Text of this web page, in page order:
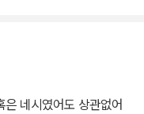
아름답게 펼쳐진다.
네시였어도 상관없어